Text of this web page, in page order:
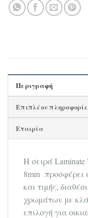
Περιγραφή
Επιπλέον
Εταιρία
Η σειρά Laminate
8mm προσφέρει
και τιμής,
χρωμάτων με
επιλογή για